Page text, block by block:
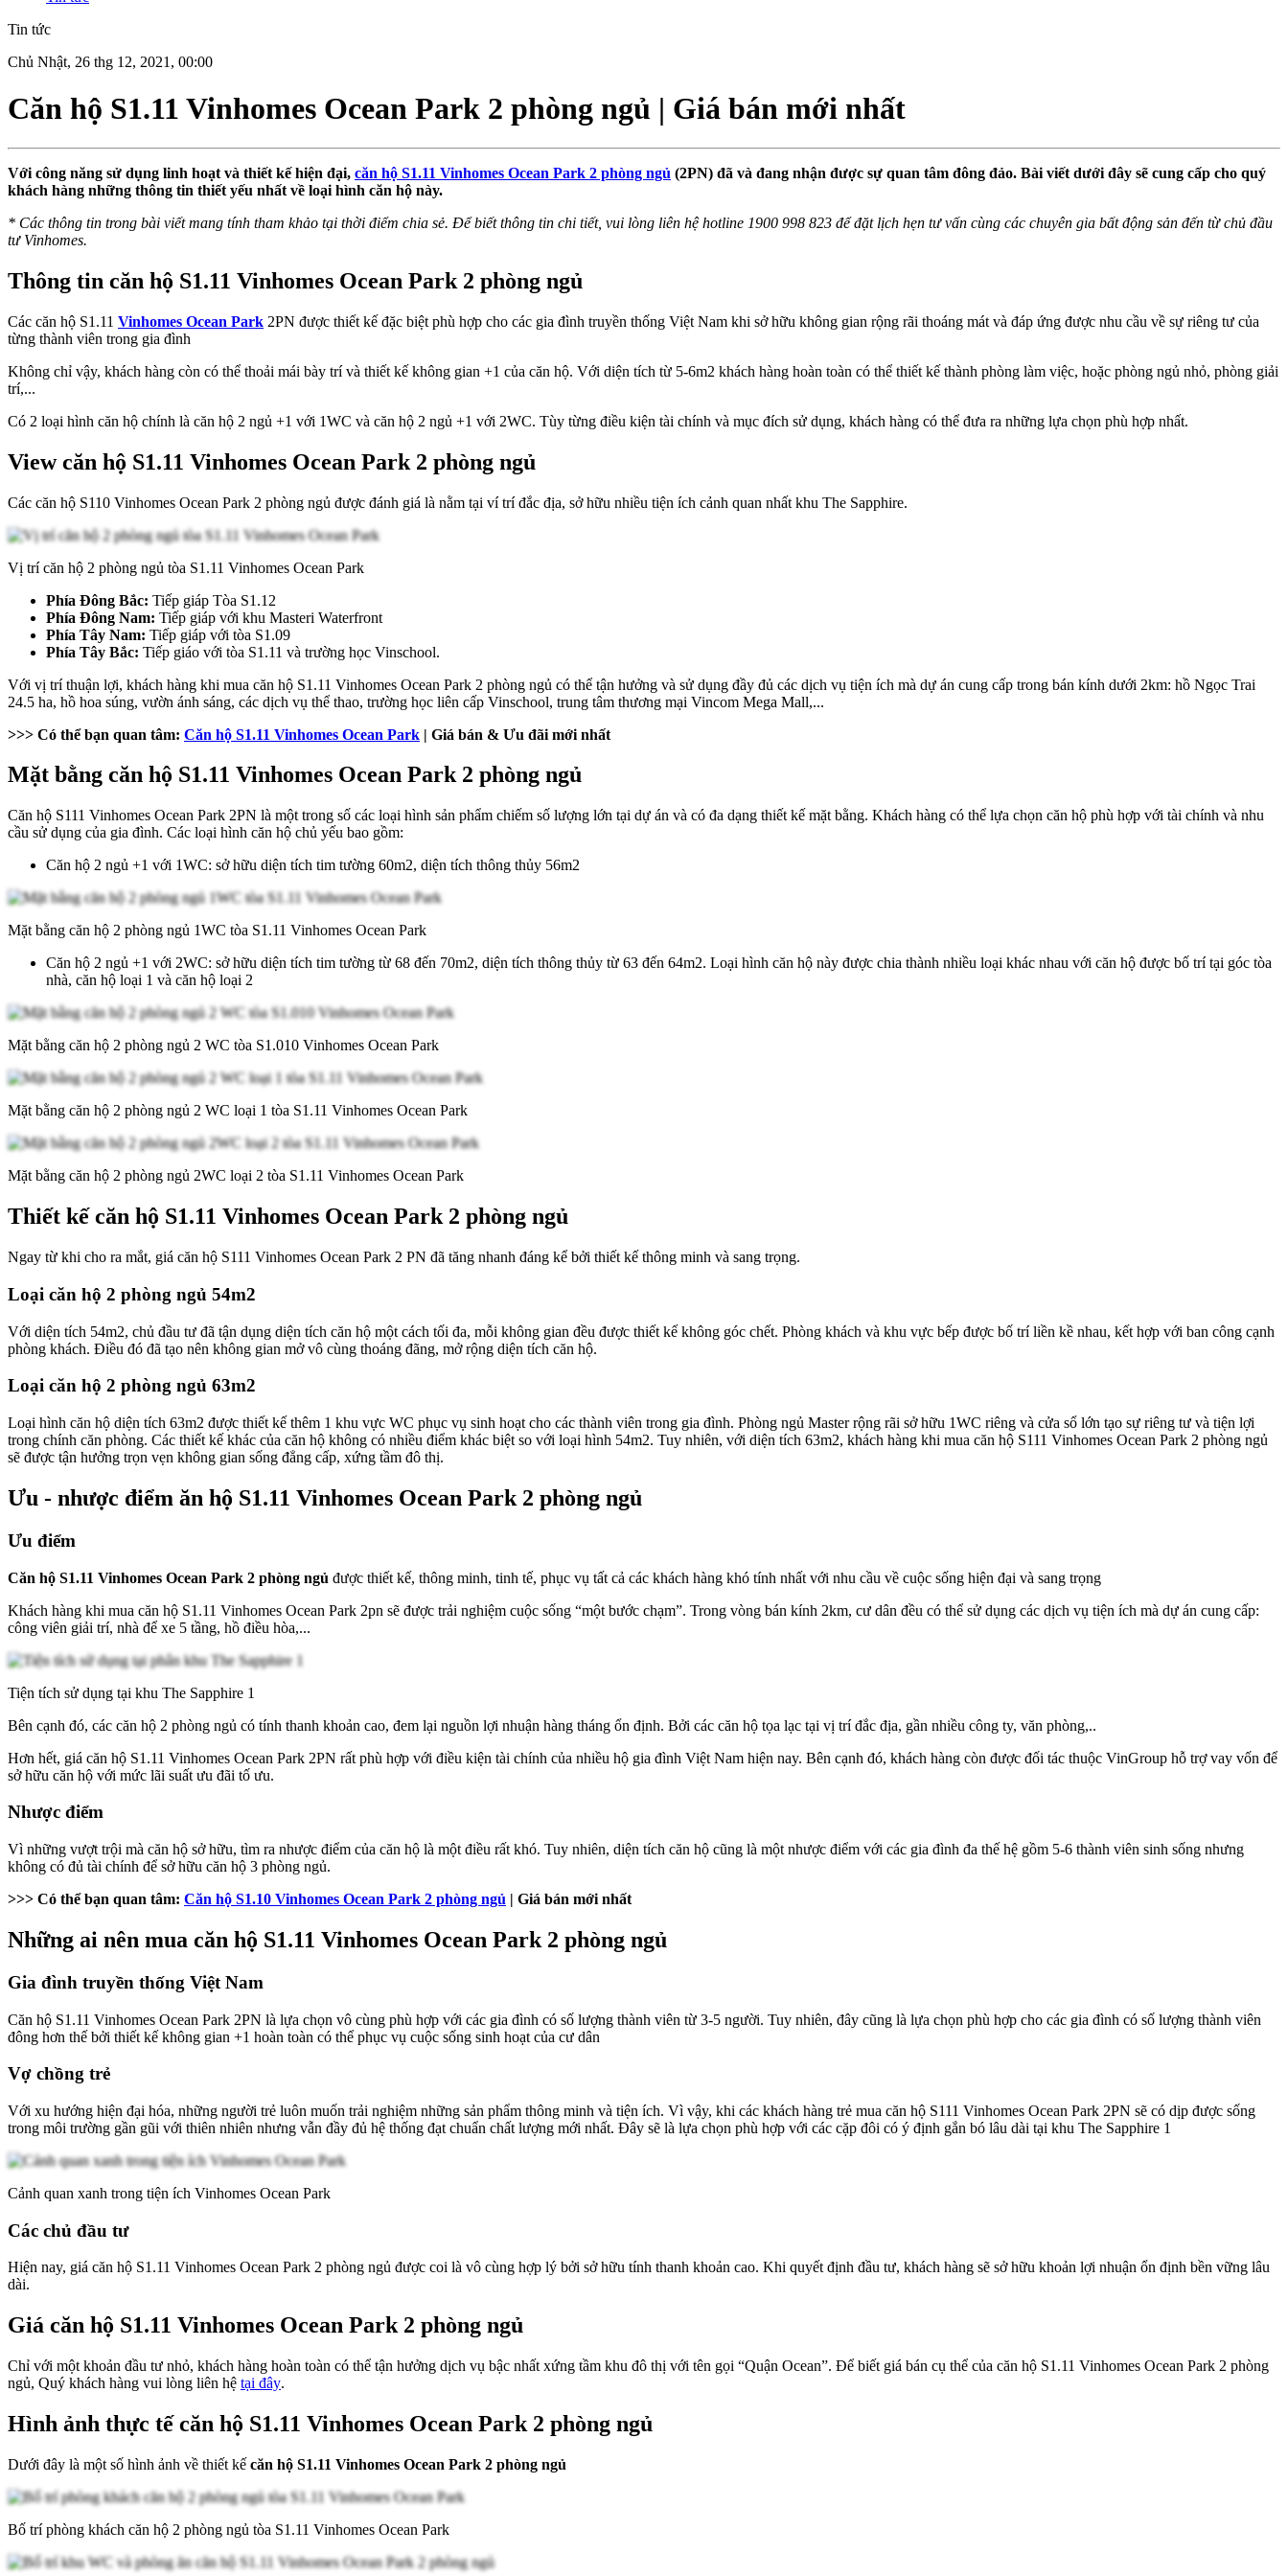
Tin tức
Chủ Nhật, 26 thg 12, 2021, 00:00
Căn hộ S1.11 Vinhomes Ocean Park 2 phòng ngủ | Giá bán mới nhất
Với công năng sử dụng linh hoạt và thiết kế hiện đại, căn hộ S1.11 Vinhomes Ocean Park 2 phòng ngủ (2PN) đã và đang nhận được sự quan tâm đông đảo. Bài viết dưới đây sẽ cung cấp cho quý
khách hàng những thông tin thiết yếu nhất về loại hình căn hộ này.
* Các thông tin trong bài viết mang tính tham khảo tại thời điểm chia sẻ. Để biết thông tin chi tiết, vui lòng liên hệ hotline 1900 998 823 để đặt lịch hẹn tư vấn cùng các chuyên gia bất động sản đến từ chủ đầu
tư Vinhomes.
Thông tin căn hộ S1.11 Vinhomes Ocean Park 2 phòng ngủ
Các căn hộ S1.11 Vinhomes Ocean Park 2PN được thiết kế đặc biệt phù hợp cho các gia đình truyền thống Việt Nam khi sở hữu không gian rộng rãi thoáng mát và đáp ứng được nhu cầu về sự riêng tư của
từng thành viên trong gia đình
Không chỉ vậy, khách hàng còn có thể thoải mái bày trí và thiết kế không gian +1 của căn hộ. Với diện tích từ 5-6m2 khách hàng hoàn toàn có thể thiết kế thành phòng làm việc, hoặc phòng ngủ nhỏ, phòng giải
trí,...
Có 2 loại hình căn hộ chính là căn hộ 2 ngủ +1 với 1WC và căn hộ 2 ngủ +1 với 2WC. Tùy từng điều kiện tài chính và mục đích sử dụng, khách hàng có thể đưa ra những lựa chọn phù hợp nhất.
View căn hộ S1.11 Vinhomes Ocean Park 2 phòng ngủ
Các căn hộ S110 Vinhomes Ocean Park 2 phòng ngủ được đánh giá là nằm tại ví trí đắc địa, sở hữu nhiều tiện ích cảnh quan nhất khu The Sapphire.
Vị trí căn hộ 2 phòng ngủ tòa S1.11 Vinhomes Ocean Park
Phía Đông Bắc: Tiếp giáp Tòa S1.12
Phía Đông Nam: Tiếp giáp với khu Masteri Waterfront
Phía Tây Nam: Tiếp giáp với tòa S1.09
Phía Tây Bắc: Tiếp giáo với tòa S1.11 và trường học Vinschool.
Với vị trí thuận lợi, khách hàng khi mua căn hộ S1.11 Vinhomes Ocean Park 2 phòng ngủ có thể tận hưởng và sử dụng đầy đủ các dịch vụ tiện ích mà dự án cung cấp trong bán kính dưới 2km: hồ Ngọc Trai
24.5 ha, hồ hoa súng, vườn ánh sáng, các dịch vụ thể thao, trường học liên cấp Vinschool, trung tâm thương mại Vincom Mega Mall,...
>>> Có thể bạn quan tâm: Căn hộ S1.11 Vinhomes Ocean Park | Giá bán & Ưu đãi mới nhất
Mặt bằng căn hộ S1.11 Vinhomes Ocean Park 2 phòng ngủ
Căn hộ S111 Vinhomes Ocean Park 2PN là một trong số các loại hình sản phẩm chiếm số lượng lớn tại dự án và có đa dạng thiết kế mặt bằng. Khách hàng có thể lựa chọn căn hộ phù hợp với tài chính và nhu
cầu sử dụng của gia đình. Các loại hình căn hộ chủ yếu bao gồm:
Căn hộ 2 ngủ +1 với 1WC: sở hữu diện tích tim tường 60m2, diện tích thông thủy 56m2
Mặt bằng căn hộ 2 phòng ngủ 1WC tòa S1.11 Vinhomes Ocean Park
Căn hộ 2 ngủ +1 với 2WC: sở hữu diện tích tim tường từ 68 đến 70m2, diện tích thông thủy từ 63 đến 64m2. Loại hình căn hộ này được chia thành nhiều loại khác nhau với căn hộ được bố trí tại góc tòa
nhà, căn hộ loại 1 và căn hộ loại 2
Mặt bằng căn hộ 2 phòng ngủ 2 WC tòa S1.010 Vinhomes Ocean Park
Mặt bằng căn hộ 2 phòng ngủ 2 WC loại 1 tòa S1.11 Vinhomes Ocean Park
Mặt bằng căn hộ 2 phòng ngủ 2WC loại 2 tòa S1.11 Vinhomes Ocean Park
Thiết kế căn hộ S1.11 Vinhomes Ocean Park 2 phòng ngủ
Ngay từ khi cho ra mắt, giá căn hộ S111 Vinhomes Ocean Park 2 PN đã tăng nhanh đáng kể bởi thiết kế thông minh và sang trọng.
Loại căn hộ 2 phòng ngủ 54m2
Với diện tích 54m2, chủ đầu tư đã tận dụng diện tích căn hộ một cách tối đa, mỗi không gian đều được thiết kế không góc chết. Phòng khách và khu vực bếp được bố trí liền kề nhau, kết hợp với ban công cạnh
phòng khách. Điều đó đã tạo nên không gian mở vô cùng thoáng đãng, mở rộng diện tích căn hộ.
Loại căn hộ 2 phòng ngủ 63m2
Loại hình căn hộ diện tích 63m2 được thiết kế thêm 1 khu vực WC phục vụ sinh hoạt cho các thành viên trong gia đình. Phòng ngủ Master rộng rãi sở hữu 1WC riêng và cửa sổ lớn tạo sự riêng tư và tiện lợi
trong chính căn phòng. Các thiết kế khác của căn hộ không có nhiều điểm khác biệt so với loại hình 54m2. Tuy nhiên, với diện tích 63m2, khách hàng khi mua căn hộ S111 Vinhomes Ocean Park 2 phòng ngủ
sẽ được tận hưởng trọn vẹn không gian sống đẳng cấp, xứng tầm đô thị.
Ưu - nhược điểm ăn hộ S1.11 Vinhomes Ocean Park 2 phòng ngủ
Ưu điểm
Căn hộ S1.11 Vinhomes Ocean Park 2 phòng ngủ được thiết kế, thông minh, tinh tế, phục vụ tất cả các khách hàng khó tính nhất với nhu cầu về cuộc sống hiện đại và sang trọng
Khách hàng khi mua căn hộ S1.11 Vinhomes Ocean Park 2pn sẽ được trải nghiệm cuộc sống “một bước chạm”. Trong vòng bán kính 2km, cư dân đều có thể sử dụng các dịch vụ tiện ích mà dự án cung cấp:
công viên giải trí, nhà để xe 5 tầng, hồ điều hòa,...
Tiện tích sử dụng tại khu The Sapphire 1
Bên cạnh đó, các căn hộ 2 phòng ngủ có tính thanh khoản cao, đem lại nguồn lợi nhuận hàng tháng ổn định. Bởi các căn hộ tọa lạc tại vị trí đắc địa, gần nhiều công ty, văn phòng,..
Hơn hết, giá căn hộ S1.11 Vinhomes Ocean Park 2PN rất phù hợp với điều kiện tài chính của nhiều hộ gia đình Việt Nam hiện nay. Bên cạnh đó, khách hàng còn được đối tác thuộc VinGroup hỗ trợ vay vốn để
sở hữu căn hộ với mức lãi suất ưu đãi tố ưu.
Nhược điểm
Vì những vượt trội mà căn hộ sở hữu, tìm ra nhược điểm của căn hộ là một điều rất khó. Tuy nhiên, diện tích căn hộ cũng là một nhược điểm với các gia đình đa thế hệ gồm 5-6 thành viên sinh sống nhưng
không có đủ tài chính để sở hữu căn hộ 3 phòng ngủ.
>>> Có thể bạn quan tâm: Căn hộ S1.10 Vinhomes Ocean Park 2 phòng ngủ | Giá bán mới nhất
Những ai nên mua căn hộ S1.11 Vinhomes Ocean Park 2 phòng ngủ
Gia đình truyền thống Việt Nam
Căn hộ S1.11 Vinhomes Ocean Park 2PN là lựa chọn vô cùng phù hợp với các gia đình có số lượng thành viên từ 3-5 người. Tuy nhiên, đây cũng là lựa chọn phù hợp cho các gia đình có số lượng thành viên
đông hơn thế bởi thiết kế không gian +1 hoàn toàn có thể phục vụ cuộc sống sinh hoạt của cư dân
Vợ chồng trẻ
Với xu hướng hiện đại hóa, những người trẻ luôn muốn trải nghiệm những sản phẩm thông minh và tiện ích. Vì vậy, khi các khách hàng trẻ mua căn hộ S111 Vinhomes Ocean Park 2PN sẽ có dịp được sống
trong môi trường gần gũi với thiên nhiên nhưng vẫn đầy đủ hệ thống đạt chuẩn chất lượng mới nhất. Đây sẽ là lựa chọn phù hợp với các cặp đôi có ý định gắn bó lâu dài tại khu The Sapphire 1
Cảnh quan xanh trong tiện ích Vinhomes Ocean Park
Các chủ đầu tư
Hiện nay, giá căn hộ S1.11 Vinhomes Ocean Park 2 phòng ngủ được coi là vô cùng hợp lý bởi sở hữu tính thanh khoản cao. Khi quyết định đầu tư, khách hàng sẽ sở hữu khoản lợi nhuận ổn định bền vững lâu
dài.
Giá căn hộ S1.11 Vinhomes Ocean Park 2 phòng ngủ
Chỉ với một khoản đầu tư nhỏ, khách hàng hoàn toàn có thể tận hưởng dịch vụ bậc nhất xứng tầm khu đô thị với tên gọi “Quận Ocean”. Để biết giá bán cụ thể của căn hộ S1.11 Vinhomes Ocean Park 2 phòng
ngủ, Quý khách hàng vui lòng liên hệ tại đây.
Hình ảnh thực tế căn hộ S1.11 Vinhomes Ocean Park 2 phòng ngủ
Dưới đây là một số hình ảnh về thiết kế căn hộ S1.11 Vinhomes Ocean Park 2 phòng ngủ
Bố trí phòng khách căn hộ 2 phòng ngủ tòa S1.11 Vinhomes Ocean Park